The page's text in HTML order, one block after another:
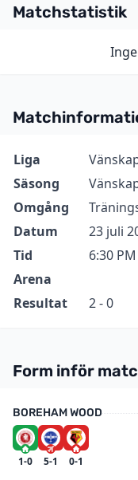
Matchstatistik
InformationVärde
Liga
Säsong
Omgång
Datum
23 juli
Tid
6:30 PM
Arena
Resultat
2 - 0
Form inför
BOREHAM WOOD
1-0 5-1 0-1